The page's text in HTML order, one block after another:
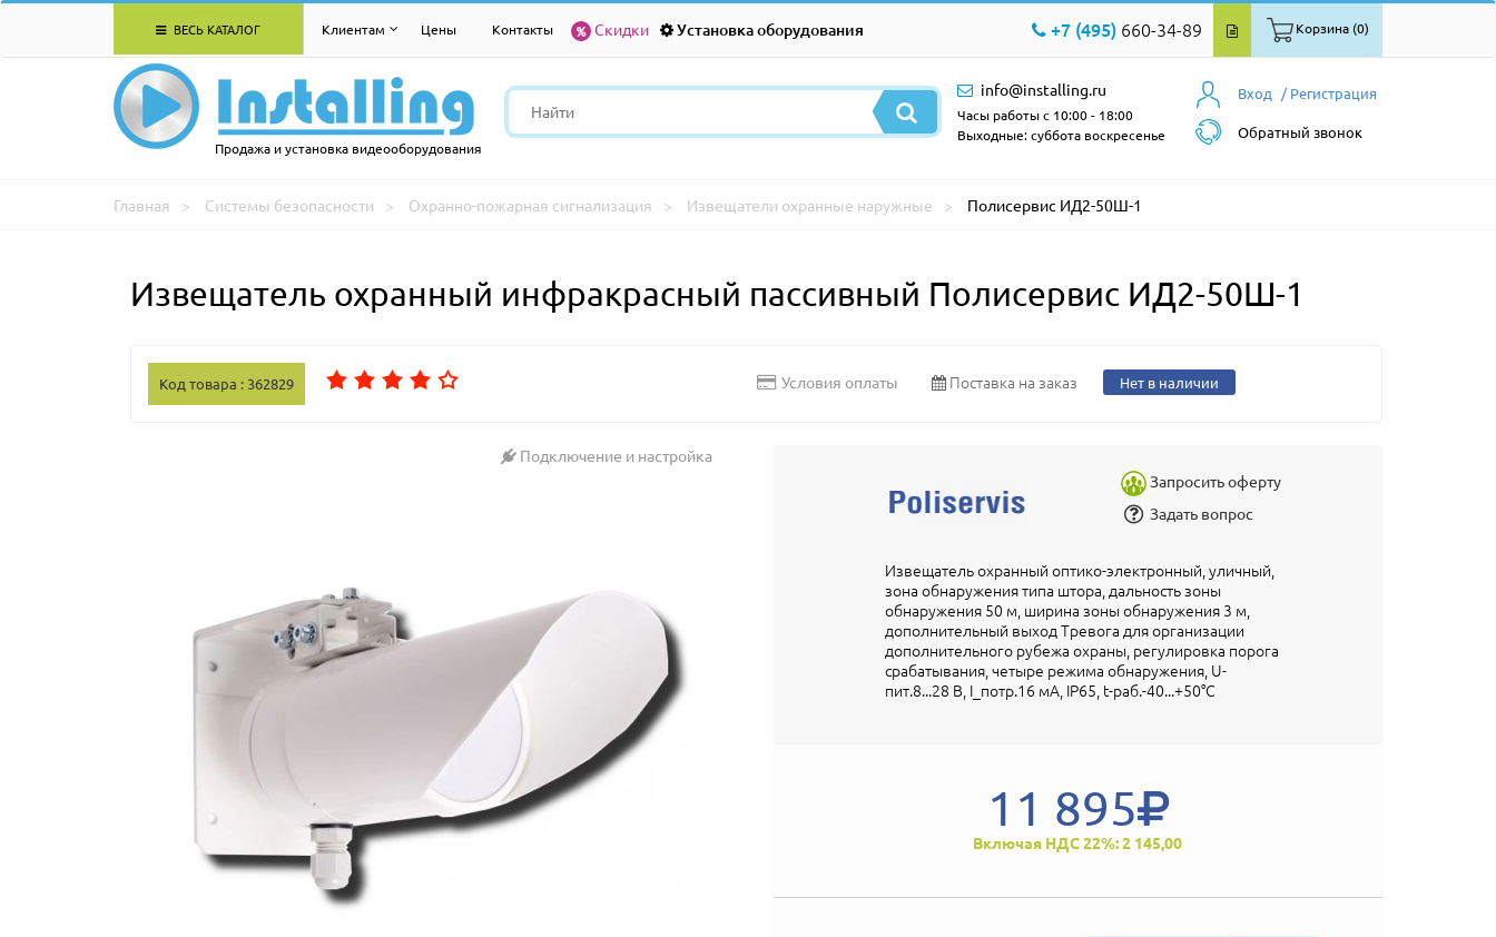
ВЕСЬ КАТАЛОГ Клиентам Цены Контакты Скидки Установка оборудования +7 (495) 660-34-89 Корзина (0)
Продажа и установка видеооборудования
Вход / Регистрация
Обратный звонок
info@installing.ru
Часы работы с 10:00 - 18:00
Выходные: суббота воскресенье
Главная Системы безопасности Охранно-пожарная сигнализация Извещатели охранные наружные Полисервис ИД2-50Ш-1
Извещатель охранный инфракрасный пассивный Полисервис ИД2-50Ш-1
Код товара : 362829 Условия оплаты Поставка на заказ Нет в наличии
Подключение и настройка
Запросить оферту
Задать вопрос
Извещатель охранный оптико-электронный, уличный,
зона обнаружения типа штора, дальность зоны
обнаружения 50 м, ширина зоны обнаружения 3 м,
дополнительный выход Тревога для организации
дополнительного рубежа охраны, регулировка порога
срабатывания, четыре режима обнаружения, U-
пит.8...28 В, I_потр.16 мА, IP65, t-раб.-40...+50°С
11 895
Включая НДС 22%: 2 145,00